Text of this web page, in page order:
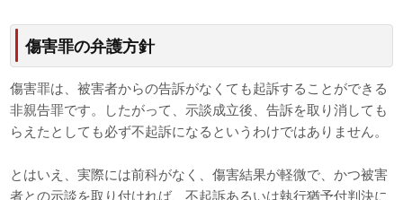
傷害罪の弁護方針
傷害罪は、被害者からの告訴がなくても起訴することができる
非親告罪です。したがって、示談成立後、告訴を取り消しても
らえたとしても必ず不起訴になるというわけではありません。
とはいえ、実際には前科がなく、傷害結果が軽微で、かつ被害
者との示談を取り付ければ、不起訴あるいは執行猶予付判決に